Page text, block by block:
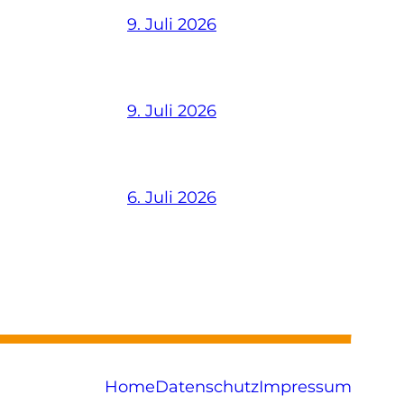
9. Juli 2026
9. Juli 2026
6. Juli 2026
HomeDatenschutzImpressum